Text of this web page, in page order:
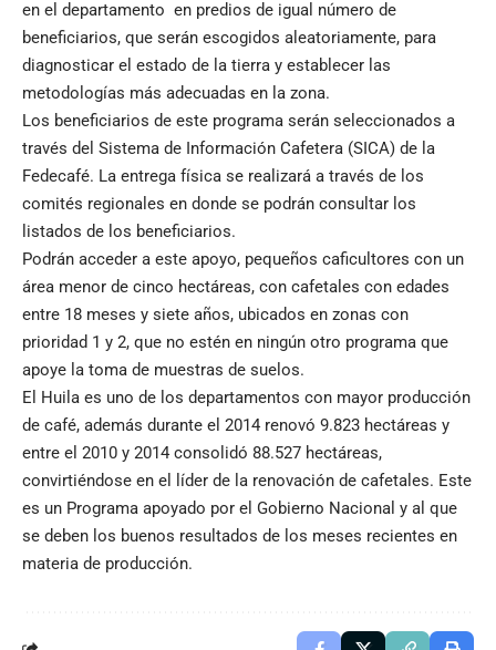
en el departamento en predios de igual número de
beneficiarios, que serán escogidos aleatoriamente, para
diagnosticar el estado de la tierra y establecer las
metodologías más adecuadas en la zona.
Los beneficiarios de este programa serán seleccionados a
través del Sistema de Información Cafetera (SICA) de la
Fedecafé. La entrega física se realizará a través de los
comités regionales en donde se podrán consultar los
listados de los beneficiarios.
Podrán acceder a este apoyo, pequeños caficultores con un
área menor de cinco hectáreas, con cafetales con edades
entre 18 meses y siete años, ubicados en zonas con
prioridad 1 y 2, que no estén en ningún otro programa que
apoye la toma de muestras de suelos.
El Huila es uno de los departamentos con mayor producción
de café, además durante el 2014 renovó 9.823 hectáreas y
entre el 2010 y 2014 consolidó 88.527 hectáreas,
convirtiéndose en el líder de la renovación de cafetales. Este
es un Programa apoyado por el Gobierno Nacional y al que
se deben los buenos resultados de los meses recientes en
materia de producción.